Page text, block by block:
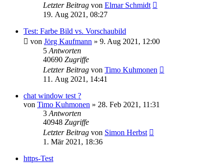
Letzter Beitrag von Elmar Schmidt
19. Aug 2021, 08:27
Test: Farbe Bild vs. Vorschaubild
von Jörg Kaufmann » 9. Aug 2021, 12:00
5 Antworten
40690 Zugriffe
Letzter Beitrag von Timo Kuhmonen
11. Aug 2021, 14:41
chat window test ?
von Timo Kuhmonen » 28. Feb 2021, 11:31
3 Antworten
40948 Zugriffe
Letzter Beitrag von Simon Herbst
1. Mär 2021, 18:36
https-Test